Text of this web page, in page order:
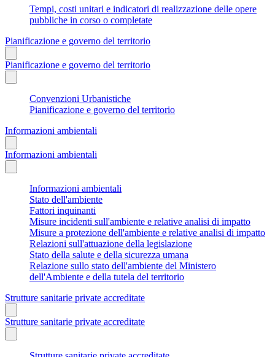
Tempi, costi unitari e indicatori di realizzazione delle opere
pubbliche in corso o completate
Pianificazione e governo del territorio
Pianificazione e governo del territorio
Convenzioni Urbanistiche
Pianificazione e governo del territorio
Informazioni ambientali
Informazioni ambientali
Informazioni ambientali
Stato dell'ambiente
Fattori inquinanti
Misure incidenti sull'ambiente e relative analisi di impatto
Misure a protezione dell'ambiente e relative analisi di impatto
Relazioni sull'attuazione della legislazione
Stato della salute e della sicurezza umana
Relazione sullo stato dell'ambiente del Ministero
dell'Ambiente e della tutela del territorio
Strutture sanitarie private accreditate
Strutture sanitarie private accreditate